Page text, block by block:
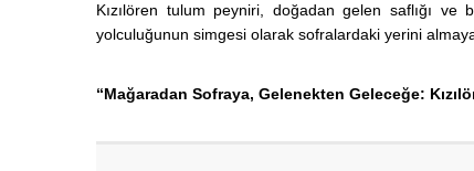
Kızılören tulum peyniri, doğadan gelen saflığı
yolculuğunun simgesi olarak sofralardaki yerini
“Mağaradan Sofraya, Gelenekten Geleceğe: